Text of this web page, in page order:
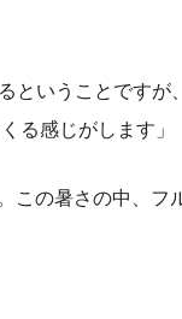
ということです
る感じがします」
の暑さの中、フ